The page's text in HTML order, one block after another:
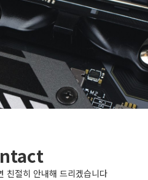
친절히 안내해 드리겠습니다